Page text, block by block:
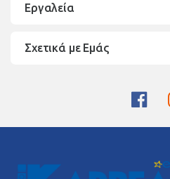
Εργαλεία
Σχετικά με Εμάς